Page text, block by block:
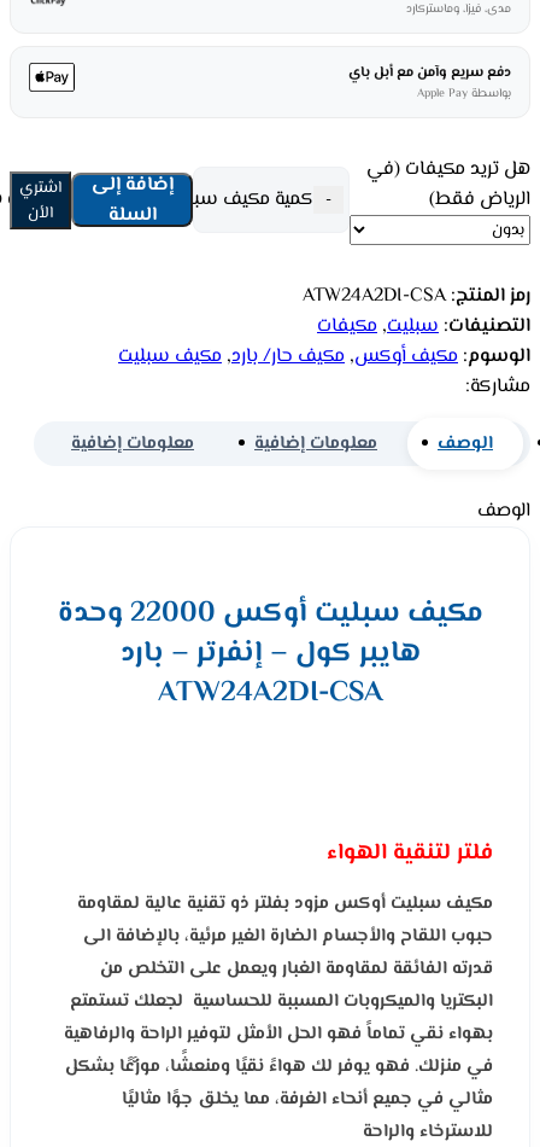
مدى، فيزا، وماستركارد
دفع سريع وآمن مع أبل باي
بواسطة Apple Pay
هل تريد مكيفات (في
الرياض فقط)
- كمية مكيف سبليت أوكس 22000 وحدة هايبر كول - إنفرتر - بارد ATW24A2DI-CSA
إضافة إلى
السلة
اشتري
الأن
رمز المنتج:ATW24A2DI-CSA
التصنيفات: سبليت, مكيفات
الوسوم: مكيف أوكس, مكيف حار/ بارد, مكيف سبليت
مشاركة:
الوصف معلومات إضافية معلومات إضافية
الوصف
مكيف سبليت أوكس 22000 وحدة
هايبر كول – إنفرتر – بارد
ATW24A2DI-CSA
فلتر لتنقية الهواء
مكيف سبليت أوكس مزود بفلتر ذو تقنية عالية لمقاومة
حبوب اللقاح والأجسام الضارة الغير مرئية، بالإضافة الى
قدرته الفائقة لمقاومة الغبار ويعمل على التخلص من
البكتريا والميكروبات المسببة للحساسية لجعلك تستمتع
بهواء نقي تماماً فهو الحل الأمثل لتوفير الراحة والرفاهية
في منزلك. فهو يوفر لك هواءً نقيًا ومنعشًا، موزَّعًا بشكل
مثالي في جميع أنحاء الغرفة، مما يخلق جوًا مثاليًا
للاسترخاء والراحة